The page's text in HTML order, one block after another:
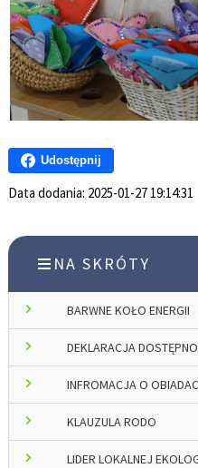
Udostępnij
Data dodania: 2025-01-27 19:14:31
NA SKRÓTY
BARWNE KOŁO ENERGII
DEKLARACJA
INFROMACJA O
KLAUZULA RODO
LIDER LOKALNEJ